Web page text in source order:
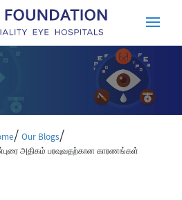
/ Our Blogs/
அதிகம் பரவுவதற்கான காரணங்கள்